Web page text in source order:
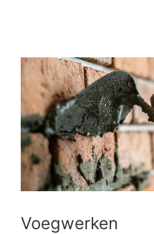
Voegwerken